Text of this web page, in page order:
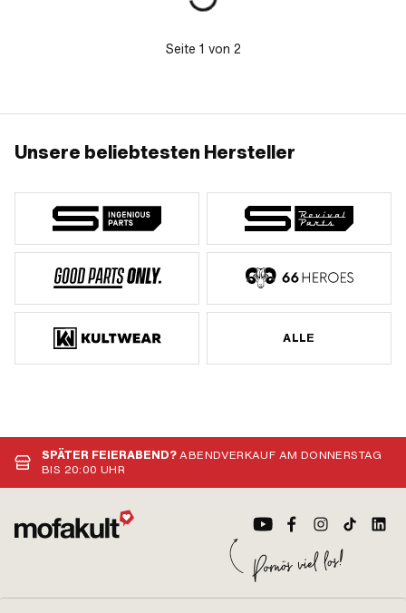
Seite 1 von 2
Unsere beliebtesten Hersteller
ALLE
SPÄTER FEIERABEND?ABENDVERKAUF AM DONNERSTAG
BIS 20:00 UHR